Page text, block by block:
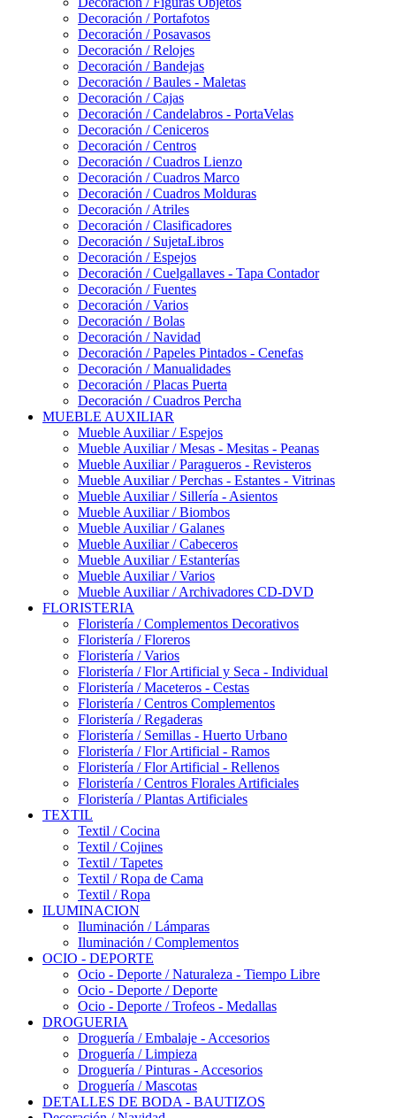
Decoración / Portafotos
Decoración / Posavasos
Decoración / Relojes
Decoración / Bandejas
Decoración / Baules - Maletas
Decoración / Cajas
Decoración / Candelabros - PortaVelas
Decoración / Ceniceros
Decoración / Centros
Decoración / Cuadros Lienzo
Decoración / Cuadros Marco
Decoración / Cuadros Molduras
Decoración / Atriles
Decoración / Clasificadores
Decoración / SujetaLibros
Decoración / Espejos
Decoración / Cuelgallaves - Tapa Contador
Decoración / Fuentes
Decoración / Varios
Decoración / Bolas
Decoración / Navidad
Decoración / Papeles Pintados - Cenefas
Decoración / Manualidades
Decoración / Placas Puerta
Decoración / Cuadros Percha
MUEBLE AUXILIAR
Mueble Auxiliar / Espejos
Mueble Auxiliar / Mesas - Mesitas - Peanas
Mueble Auxiliar / Paragueros - Revisteros
Mueble Auxiliar / Perchas - Estantes - Vitrinas
Mueble Auxiliar / Sillería - Asientos
Mueble Auxiliar / Biombos
Mueble Auxiliar / Galanes
Mueble Auxiliar / Cabeceros
Mueble Auxiliar / Estanterías
Mueble Auxiliar / Varios
Mueble Auxiliar / Archivadores CD-DVD
FLORISTERIA
Floristería / Complementos Decorativos
Floristería / Floreros
Floristería / Varios
Floristería / Flor Artificial y Seca - Individual
Floristería / Maceteros - Cestas
Floristería / Centros Complementos
Floristería / Regaderas
Floristería / Semillas - Huerto Urbano
Floristería / Flor Artificial - Ramos
Floristería / Flor Artificial - Rellenos
Floristería / Centros Florales Artificiales
Floristería / Plantas Artificiales
TEXTIL
Textil / Cocina
Textil / Cojines
Textil / Tapetes
Textil / Ropa de Cama
Textil / Ropa
ILUMINACION
Iluminación / Lámparas
Iluminación / Complementos
OCIO - DEPORTE
Ocio - Deporte / Naturaleza - Tiempo Libre
Ocio - Deporte / Deporte
Ocio - Deporte / Trofeos - Medallas
DROGUERIA
Droguería / Embalaje - Accesorios
Droguería / Limpieza
Droguería / Pinturas - Accesorios
Droguería / Mascotas
DETALLES DE BODA - BAUTIZOS